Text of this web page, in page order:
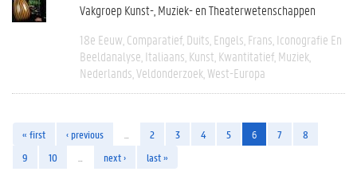
Vakgroep Kunst-, Muziek- en Theaterwetenschappen
18e Eeuw Comparatief Duits Engels Frans Iconografie En
Beeldanalyse Italiaans Kunst Kwantitatief Muziek
Nederlands Veldonderzoek West-Europa
« first ‹ previous 2 3 4 5 6 7
8
9
10 next › last »